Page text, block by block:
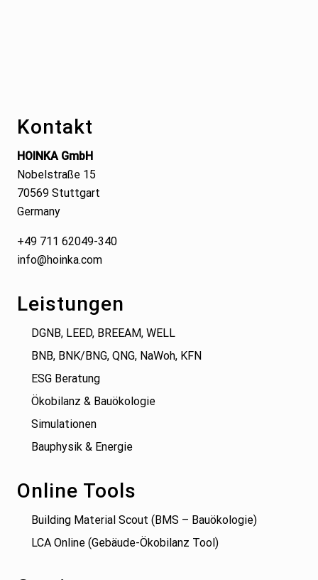
Kontakt
HOINKA GmbH
Nobelstraße 15
70569 Stuttgart
Germany
+49 711 62049-340
info@hoinka.com
Leistungen
DGNB, LEED, BREEAM, WELL
BNB, BNK/BNG, QNG, NaWoh, KFN
ESG Beratung
Ökobilanz & Bauökologie
Simulationen
Bauphysik & Energie
Online Tools
Building Material Scout (BMS – Bauökologie)
LCA Online (Gebäude-Ökobilanz Tool)